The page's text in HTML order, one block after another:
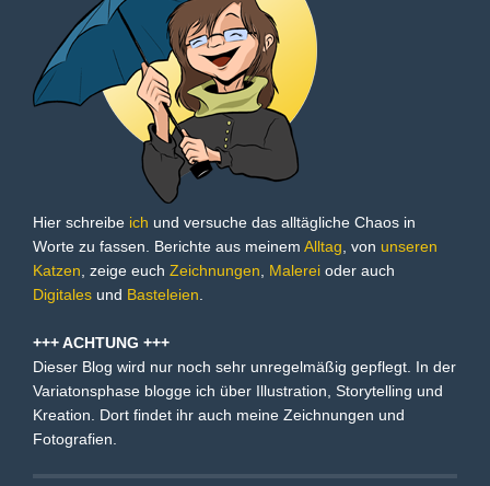
Hier schreibe ich und versuche das alltägliche Chaos in
Worte zu fassen. Berichte aus meinem Alltag , von unseren
Katzen , zeige euch Zeichnungen Malerei oder auch
Digitales und Basteleien
+++ ACHTUNG +++
Dieser Blog wird nur noch sehr unregelmäßig gepflegt. In der
Variatonsphase blogge ich über Illustration, Storytelling und
Kreation. Dort findet ihr auch meine Zeichnungen und
Fotografien.